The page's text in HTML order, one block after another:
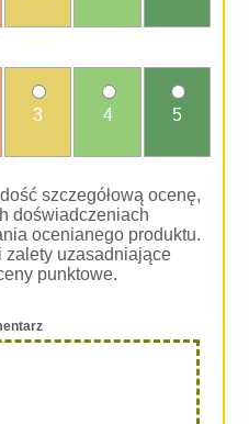
3 4 5
szczegółową ocenę,
doświadczeniach
ocenianego produktu.
zalety uzasadniające
punktowe.